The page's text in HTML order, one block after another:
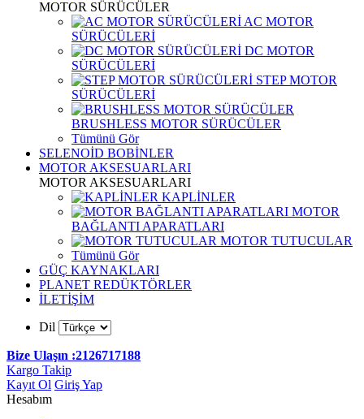
MOTOR SÜRÜCÜLER
AC MOTOR
SÜRÜCÜLERİ
DC MOTOR
SÜRÜCÜLERİ
STEP MOTOR
SÜRÜCÜLERİ
BRUSHLESS MOTOR SÜRÜCÜLER
Tümünü Gör
SELENOİD BOBİNLER
MOTOR AKSESUARLARI
MOTOR AKSESUARLARI
KAPLİNLER
MOTOR
BAĞLANTI APARATLARI
MOTOR TUTUCULAR
Tümünü Gör
GÜÇ KAYNAKLARI
PLANET REDÜKTÖRLER
İLETİŞİM
Dil
Bize Ulaşın :2126717188
Kargo Takip
Kayıt Ol Giriş Yap
Hesabım